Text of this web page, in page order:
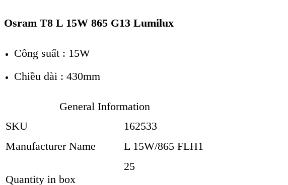
Osram T8 L 15W 865 G13 Lumilux
Công suất : 15W
Chiều dài : 430mm
General Information
SKU
162533
Manufacturer Name
L 15W/865 FLH1
Quantity in box
25